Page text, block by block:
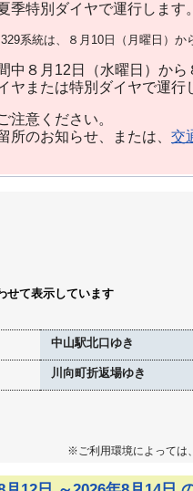
季特別ダイヤで運行します。
系統は、８月10日（月曜日）か
中８月12日（水曜日）か
ヤまたは特別ダイヤで運行
意ください。
のお知らせ、または、 交
せて表示しています
中山駅北口ゆき
川向町折返場ゆき
※ご利用環境によっては